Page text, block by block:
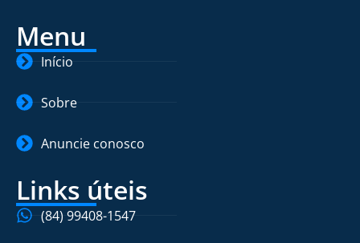
Menu
Início
Sobre
Anuncie conosco
Links úteis
(84) 99408-1547